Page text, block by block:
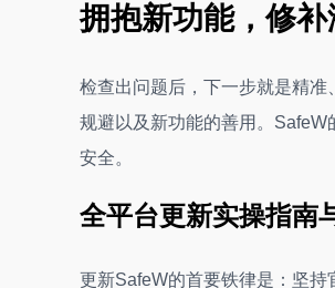
拥抱新功能，修
检查出问题后，下一步就是精准
规避以及新功能的善用。
安全。
全平台更新实操指南
更新SafeW的首要铁律是：坚